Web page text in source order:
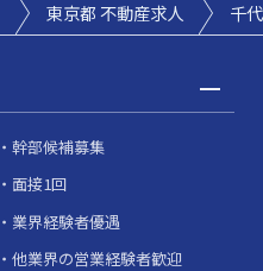
東京都 不動産求人 千
幹部候補募集
面接1回
業界経験者優遇
他業界の営業経験者歓迎